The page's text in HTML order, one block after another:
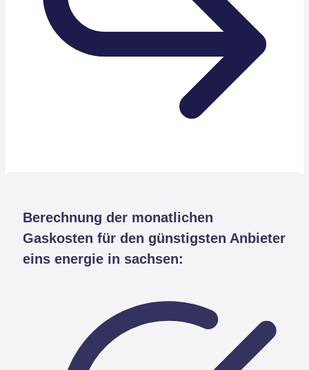
Berechnung der monatlichen
Gaskosten für den günstigsten Anbieter
eins energie in sachsen: